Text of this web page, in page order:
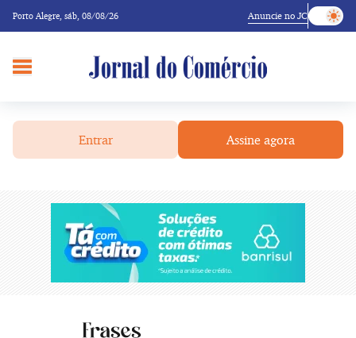
Porto Alegre, sáb, 08/08/26 Anuncie no JC
Entrar Assine agora